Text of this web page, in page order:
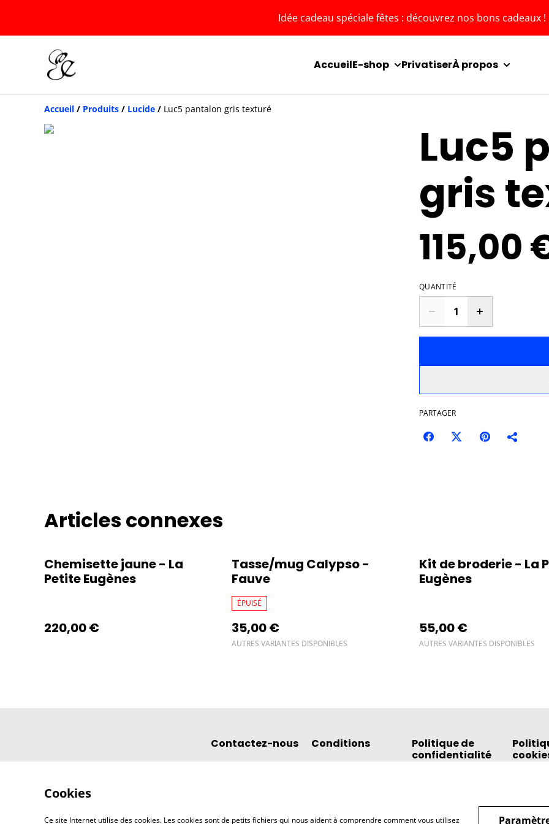
Idée cadeau spéciale fêtes : découvrez nos bons cadeaux !
AccueilE-shop PrivatiserÀ propos
Accueil / Produits / Lucide / Luc5 pantalon gris texturé
Luc5
gris
115,00
QUANTITÉ
PARTAGER
Articles connexes
Chemisette jaune - La
Petite Eugènes
220,00 €
Tasse/mug Calypso -
Fauve
ÉPUISÉ
35,00 €
AUTRES VARIANTES DISPONIBLES
Kit de broderie - La
Eugènes
55,00 €
AUTRES VARIANTES DISPONIBLES
Contactez-nous Conditions
Politique de
confidentialité
Cookies
Ce site Internet utilise des cookies. Les cookies sont de petits fichiers qui nous aident à comprendre comment vous utilisez